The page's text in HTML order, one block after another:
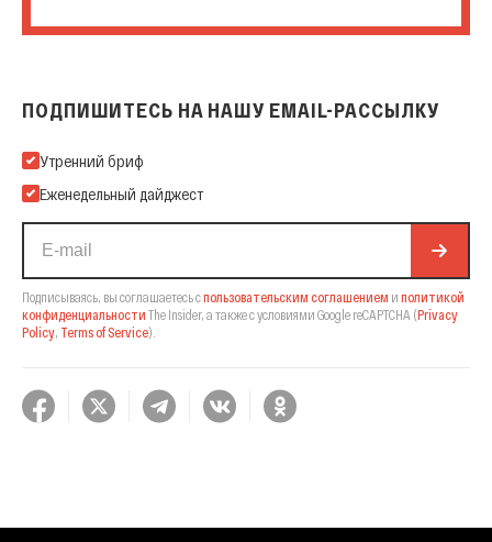
ПОДПИШИТЕСЬ НА НАШУ EMAIL-РАССЫЛКУ
Подпишитесь на нашу Email-рассылку
Утренний бриф
Еженедельный дайджест
Подписываясь, вы соглашаетесь спользовательским соглашением и политикой
конфиденциальности The Insider, а также с условиями Google reCAPTCHA (Privacy
Policy, Terms of Service).